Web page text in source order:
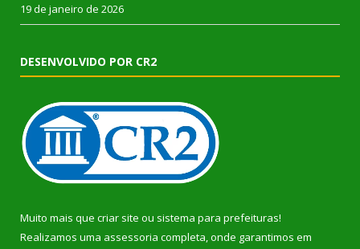
19 de janeiro de 2026
DESENVOLVIDO POR CR2
Muito mais que criar site ou sistema para prefeituras!
Realizamos uma assessoria completa, onde garantimos em